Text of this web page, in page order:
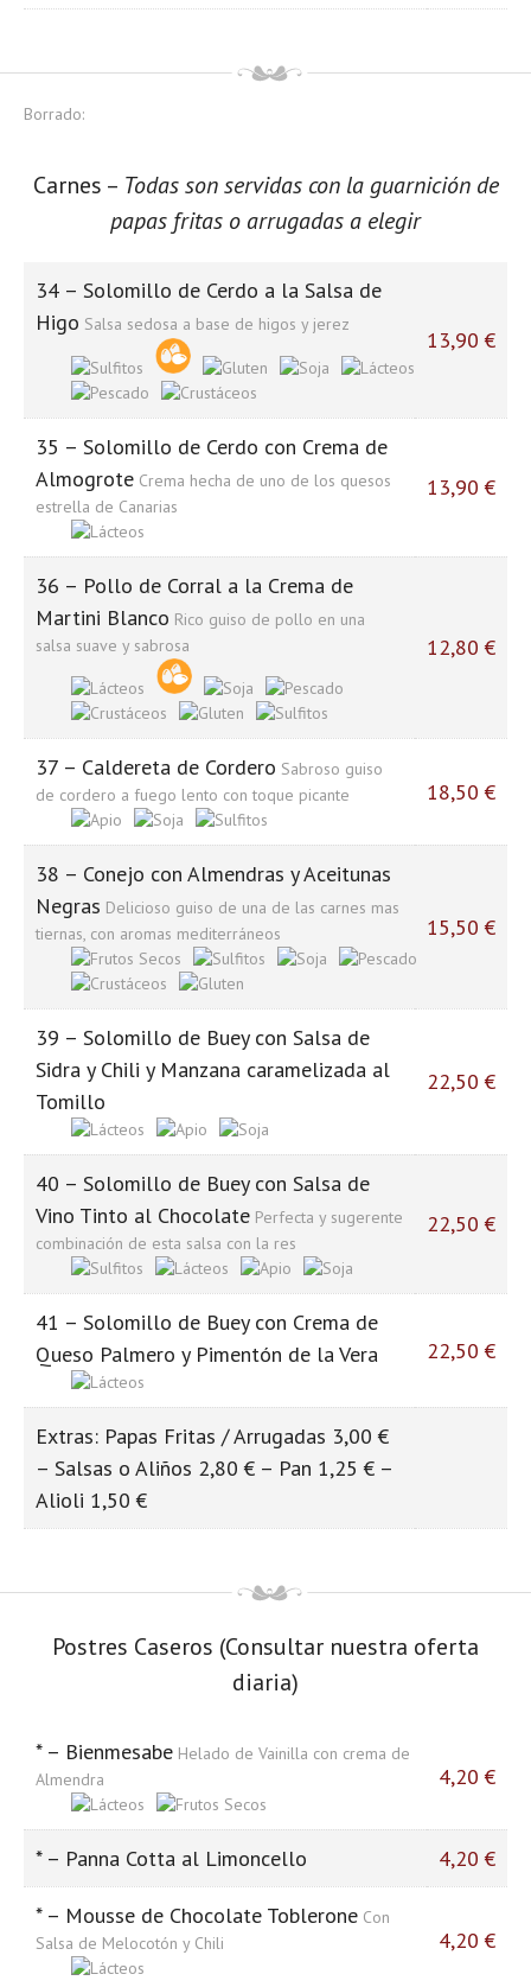
Borrado:
Carnes – Todas son servidas con la guarnición de
papas fritas o arrugadas a elegir
34 – Solomillo de Cerdo a la Salsa de
Higo Salsa sedosa a base de higos y jerez
13,90 €
35 – Solomillo de Cerdo con Crema de
Almogrote Crema hecha de uno de los quesos
estrella de Canarias
13,90 €
36 – Pollo de Corral a la Crema de
Martini Blanco Rico guiso de pollo en una
salsa suave y sabrosa
12,80 €
37 – Caldereta de Cordero Sabroso guiso
de cordero a fuego lento con toque picante
18,50 €
38 – Conejo con Almendras y Aceitunas
Negras Delicioso guiso de una de las carnes mas
tiernas, con aromas mediterráneos
15,50 €
39 – Solomillo de Buey con Salsa de
Sidra y Chili y Manzana caramelizada al
Tomillo
22,50 €
40 – Solomillo de Buey con Salsa de
Vino Tinto al Chocolate Perfecta y sugerente
combinación de esta salsa con la res
22,50 €
41 – Solomillo de Buey con Crema de
Queso Palmero y Pimentón de la Vera
22,50 €
Extras: Papas Fritas / Arrugadas 3,00 €
– Salsas o Aliños 2,80 € – Pan 1,25 € –
Alioli 1,50 €
Postres Caseros (Consultar nuestra oferta
diaria)
* – Bienmesabe Helado de Vainilla con crema de
Almendra
4,20 €
* – Panna Cotta al Limoncello 4,20 €
* – Mousse de Chocolate Toblerone Con
Salsa de Melocotón y Chili
4,20 €